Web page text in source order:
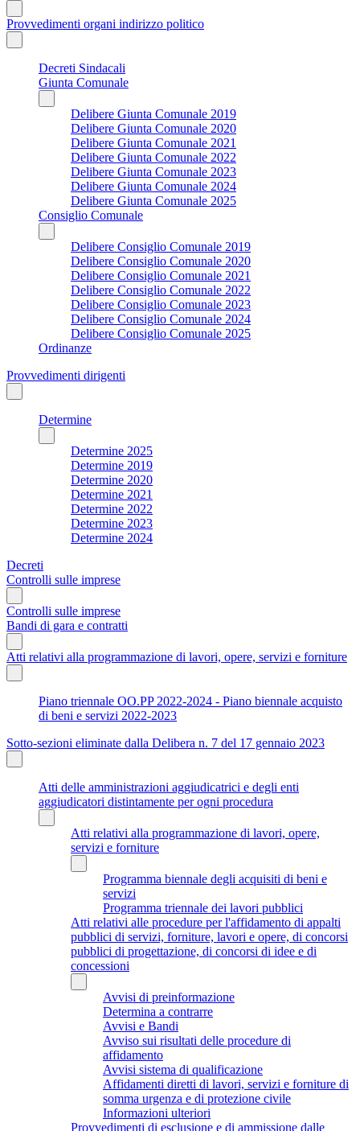
Provvedimenti organi indirizzo politico
Decreti Sindacali
Giunta Comunale
Delibere Giunta Comunale 2019
Delibere Giunta Comunale 2020
Delibere Giunta Comunale 2021
Delibere Giunta Comunale 2022
Delibere Giunta Comunale 2023
Delibere Giunta Comunale 2024
Delibere Giunta Comunale 2025
Consiglio Comunale
Delibere Consiglio Comunale 2019
Delibere Consiglio Comunale 2020
Delibere Consiglio Comunale 2021
Delibere Consiglio Comunale 2022
Delibere Consiglio Comunale 2023
Delibere Consiglio Comunale 2024
Delibere Consiglio Comunale 2025
Ordinanze
Provvedimenti dirigenti
Determine
Determine 2025
Determine 2019
Determine 2020
Determine 2021
Determine 2022
Determine 2023
Determine 2024
Decreti
Controlli sulle imprese
Controlli sulle imprese
Bandi di gara e contratti
Atti relativi alla programmazione di lavori, opere, servizi e forniture
Piano triennale OO.PP 2022-2024 - Piano biennale acquisto
di beni e servizi 2022-2023
Sotto-sezioni eliminate dalla Delibera n. 7 del 17 gennaio 2023
Atti delle amministrazioni aggiudicatrici e degli enti
aggiudicatori distintamente per ogni procedura
Atti relativi alla programmazione di lavori, opere,
servizi e forniture
Programma biennale degli acquisiti di beni e
servizi
Programma triennale dei lavori pubblici
Atti relativi alle procedure per l'affidamento di appalti
pubblici di servizi, forniture, lavori e opere, di concorsi
pubblici di progettazione, di concorsi di idee e di
concessioni
Avvisi di preinformazione
Determina a contrarre
Avvisi e Bandi
Avviso sui risultati delle procedure di
affidamento
Avvisi sistema di qualificazione
Affidamenti diretti di lavori, servizi e forniture di
somma urgenza e di protezione civile
Informazioni ulteriori
Provvedimenti di esclusione e di ammissione dalle